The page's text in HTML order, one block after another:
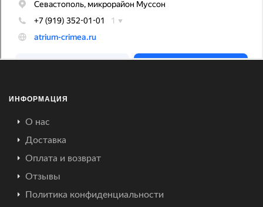
ИНФОРМАЦИЯ
О нас
Доставка
Оплата и возврат
Отзывы
Политика конфиденциальности